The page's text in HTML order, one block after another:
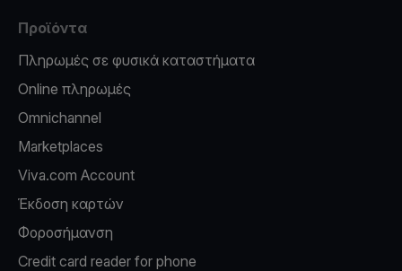
Προϊόντα
Πληρωμές σε φυσικά καταστήματα
Online πληρωμές
Omnichannel
Marketplaces
Viva.com Account
Έκδοση καρτών
Φοροσήμανση
Credit card reader for phone